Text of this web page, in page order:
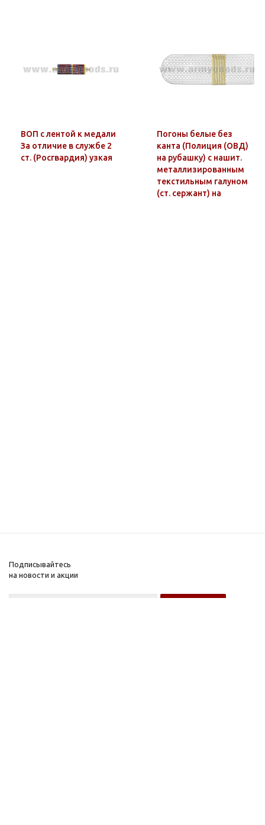
ВОП с лентой к медали
За отличие в службе 2
ст. (Росгвардия) узкая
Погоны белые без
канта (Полиция (ОВД)
на рубашку) с нашит.
металлизированным
текстильным галуном
(ст. сержант) на
Подписывайтесь
на новости и акции